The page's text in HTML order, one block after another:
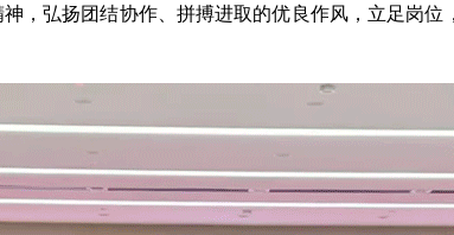
，弘扬团结协作、拼搏进取的优良作风，立足岗